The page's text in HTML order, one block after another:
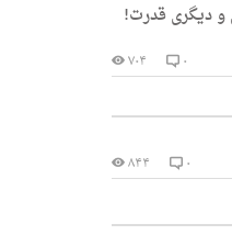
دیگری قدرت!
۰
۷۰۴
۰
۸۴۴